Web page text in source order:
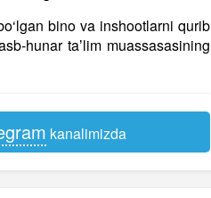
bino va inshootlarni qurib
hunar taʼlim muassasasining
kanalimizda